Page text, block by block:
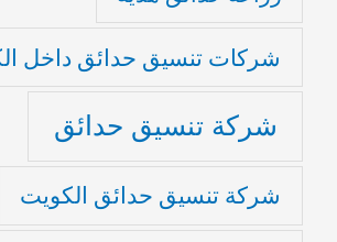
شركات تنسيق حدائق داخل
شركة تنسيق حدائق
شركة تنسيق حدائق الكويت